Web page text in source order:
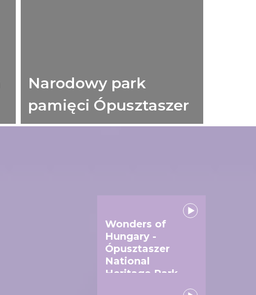
Narodowy park
pamięci Ópusztaszer
Wonders of
Hungary -
Ópusztaszer
National
Heritage Park